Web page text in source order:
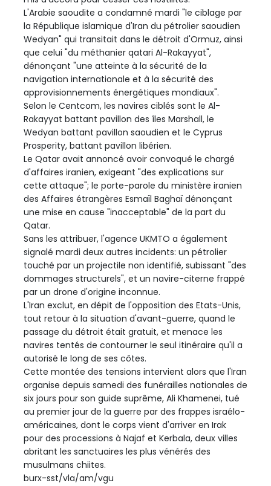
L'Arabie saoudite a condamné mardi "le ciblage par
la République islamique d'Iran du pétrolier saoudien
Wedyan" qui transitait dans le détroit d'Ormuz, ainsi
que celui "du méthanier qatari Al-Rakayyat",
dénonçant "une atteinte à la sécurité de la
navigation internationale et à la sécurité des
approvisionnements énergétiques mondiaux".
Selon le Centcom, les navires ciblés sont le Al-
Rakayyat battant pavillon des îles Marshall, le
Wedyan battant pavillon saoudien et le Cyprus
Prosperity, battant pavillon libérien.
Le Qatar avait annoncé avoir convoqué le chargé
d'affaires iranien, exigeant "des explications sur
cette attaque"; le porte-parole du ministère iranien
des Affaires étrangères Esmaïl Baghaï dénonçant
une mise en cause "inacceptable" de la part du
Qatar.
Sans les attribuer, l'agence UKMTO a également
signalé mardi deux autres incidents: un pétrolier
touché par un projectile non identifié, subissant "des
dommages structurels", et un navire-citerne frappé
par un drone d'origine inconnue.
L'Iran exclut, en dépit de l'opposition des Etats-Unis,
tout retour à la situation d'avant-guerre, quand le
passage du détroit était gratuit, et menace les
navires tentés de contourner le seul itinéraire qu'il a
autorisé le long de ses côtes.
Cette montée des tensions intervient alors que l'Iran
organise depuis samedi des funérailles nationales de
six jours pour son guide suprême, Ali Khamenei, tué
au premier jour de la guerre par des frappes israélo-
américaines, dont le corps vient d'arriver en Irak
pour des processions à Najaf et Kerbala, deux villes
abritant les sanctuaires les plus vénérés des
musulmans chiites.
burx-sst/vla/am/vgu